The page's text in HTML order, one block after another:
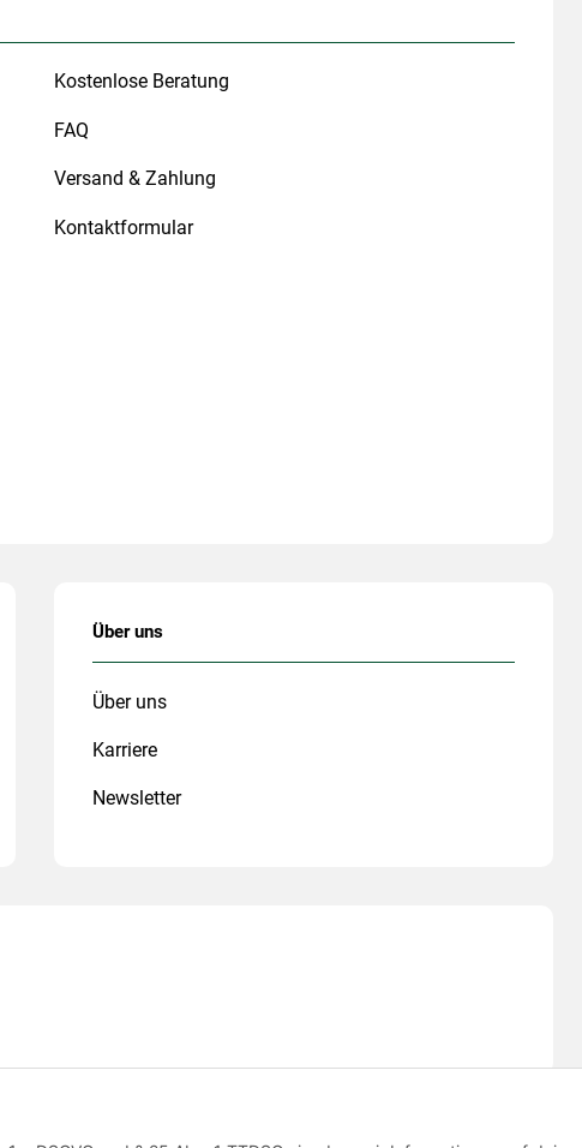
Kostenlose Beratung
FAQ
Versand & Zahlung
Kontaktformular
Über uns
Über uns
Karriere
Newsletter